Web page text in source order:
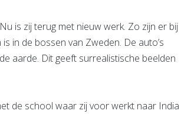
is zij terug met nieuw werk. Zo zijn er bij
in de bossen van Zweden. De auto’s
aarde. Dit geeft surrealistische beelden
de school waar zij voor werkt naar India